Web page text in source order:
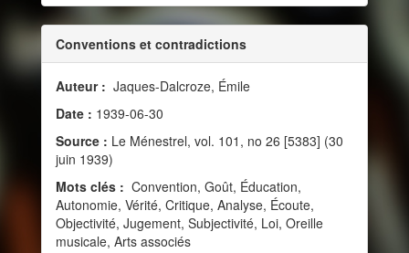
Conventions et contradictions
Auteur : Jaques-Dalcroze, Émile
Date : 1939-06-30
Source : Le Ménestrel, vol. 101, no 26 [5383] (30
juin 1939)
Mots clés : Convention, Goût, Éducation,
Autonomie, Vérité, Critique, Analyse, Écoute,
Objectivité, Jugement, Subjectivité, Loi, Oreille
musicale, Arts associés